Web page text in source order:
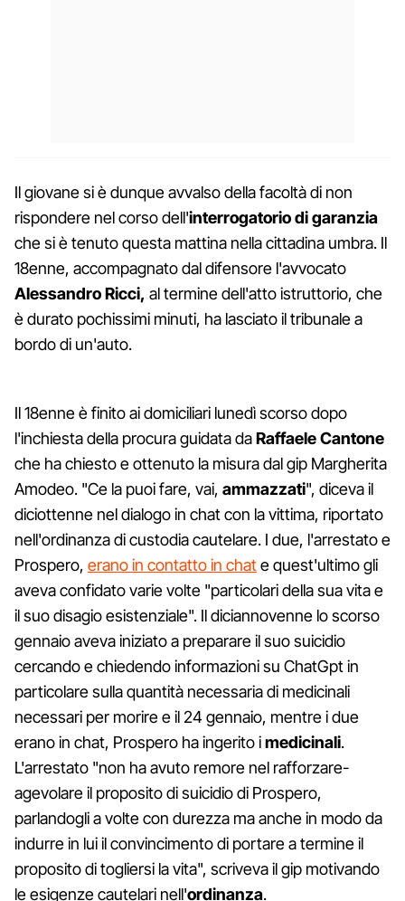
Il giovane si è dunque avvalso della facoltà di non
rispondere nel corso dell'interrogatorio di garanzia
che si è tenuto questa mattina nella cittadina umbra. Il
18enne, accompagnato dal difensore l'avvocato
Alessandro Ricci, al termine dell'atto istruttorio, che
è durato pochissimi minuti, ha lasciato il tribunale a
bordo di un'auto.
Il 18enne è finito ai domiciliari lunedì scorso dopo
l'inchiesta della procura guidata daRaffaele Cantone
che ha chiesto e ottenuto la misura dal gip Margherita
Amodeo. "Ce la puoi fare, vai, ammazzati", diceva il
diciottenne nel dialogo in chat con la vittima, riportato
nell'ordinanza di custodia cautelare. I due, l'arrestato e
Prospero, erano in contatto in chate quest'ultimo gli
aveva confidato varie volte "particolari della sua vita e
il suo disagio esistenziale". Il diciannovenne lo scorso
gennaio aveva iniziato a preparare il suo suicidio
cercando e chiedendo informazioni su ChatGpt in
particolare sulla quantità necessaria di medicinali
necessari per morire e il 24 gennaio, mentre i due
erano in chat, Prospero ha ingerito imedicinali.
L'arrestato "non ha avuto remore nel rafforzare-
agevolare il proposito di suicidio di Prospero,
parlandogli a volte con durezza ma anche in modo da
indurre in lui il convincimento di portare a termine il
proposito di togliersi la vita", scriveva il gip motivando
le esigenze cautelari nell'ordinanza.